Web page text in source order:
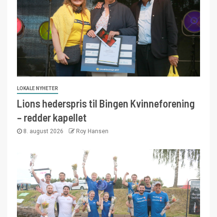
LOKALE NYHETER
Lions hederspris til Bingen Kvinneforening
– redder kapellet
8. august 2026 Roy Hansen